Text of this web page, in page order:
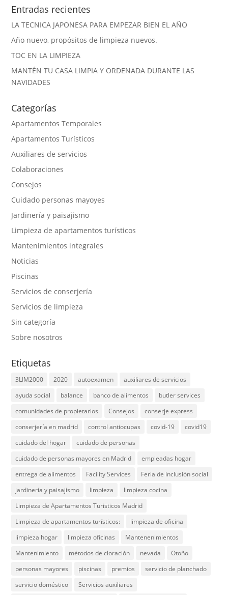
Entradas recientes
LA TECNICA JAPONESA PARA EMPEZAR BIEN EL AÑO
Año nuevo, propósitos de limpieza nuevos.
TOC EN LA LIMPIEZA
MANTÉN TU CASA LIMPIA Y ORDENADA DURANTE LAS
NAVIDADES
Categorías
Apartamentos Temporales
Apartamentos Turísticos
Auxiliares de servicios
Colaboraciones
Consejos
Cuidado personas mayoyes
Jardinería y paisajismo
Limpieza de apartamentos turísticos
Mantenimientos integrales
Noticias
Piscinas
Servicios de conserjería
Servicios de limpieza
Sin categoría
Sobre nosotros
Etiquetas
3LIM2000 2020 autoexamen
auxiliares de servicios
ayuda social
balance banco de alimentos
butler services
comunidades de propietarios
Consejos
conserje express
conserjería en madrid
control antiocupas covid-19
covid19
cuidado del hogar
cuidado de personas
cuidado de personas mayores en Madrid
empleadas hogar
entrega de alimentos
Facility Services
Feria de inclusión social
jardinería y paisajísmo
limpieza
limpieza cocina
Limpieza de Apartamentos Turisticos Madrid
Limpieza de apartamentos turísticos:
limpieza de oficina
limpieza hogar
limpieza oficinas
Mantenenimientos
Mantenimiento
métodos de cloración nevada
Otoño
personas mayores
piscinas premios
servicio de planchado
servicio doméstico
Servicios auxiliares